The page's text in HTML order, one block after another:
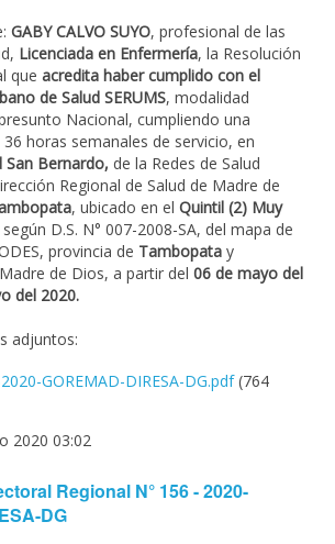
GABY CALVO SUYO, profesional de las
Licenciada en Enfermería, la Resolución
que acredita haber cumplido con el
de Salud SERUMS, modalidad
Nacional, cumpliendo una
horas semanales de servicio, en
San Bernardo, de la Redes de Salud
Regional de Salud de Madre de
, ubicado en el Quintil (2) Muy
según D.S. N° 007-2008-SA, del mapa de
provincia de Tambopata y
de Dios, a partir del 06 de mayo del
del 2020.
adjuntos:
GOREMAD-DIRESA-DG.pdf(764
2020 03:02
Regional N° 156 - 2020-
DG